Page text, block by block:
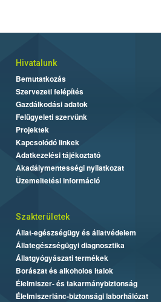
Hivatalunk
Bemutatkozás
Szervezeti felépítés
Gazdálkodási adatok
Felügyeleti szervünk
Projektek
Kapcsolódó linkek
Adatkezelési tájékoztató
Akadálymentességi nyilatkozat
Üzemeltetési információ
Szakterületek
Állat-egészségügy és állatvédelem
Állategészségügyi diagnosztika
Állatgyógyászati termékek
Borászat és alkoholos italok
Élelmiszer- és takarmánybiztonság
Élelmiszerlánc-biztonsági laborhálózat